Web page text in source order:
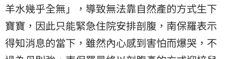
羊水幾乎全無」，導致無法靠自然產的方式生下
寶寶 ，因此只能緊急住院安排剖腹，南保羅表示
得知消息的當下，雖然內心感到害怕而爆哭，不